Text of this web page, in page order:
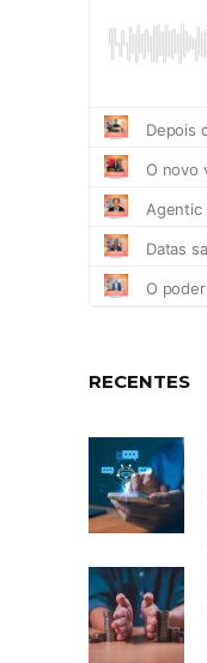
RECENTES